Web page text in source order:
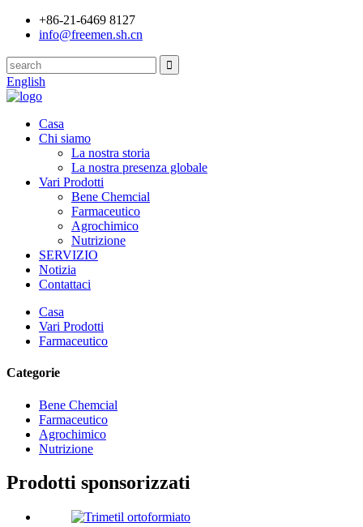
+86-21-6469 8127
info@freemen.sh.cn
English
Casa
Chi siamo
La nostra storia
La nostra presenza globale
Vari Prodotti
Bene Chemcial
Farmaceutico
Agrochimico
Nutrizione
SERVIZIO
Notizia
Contattaci
Casa
Vari Prodotti
Farmaceutico
Categorie
Bene Chemcial
Farmaceutico
Agrochimico
Nutrizione
Prodotti sponsorizzati